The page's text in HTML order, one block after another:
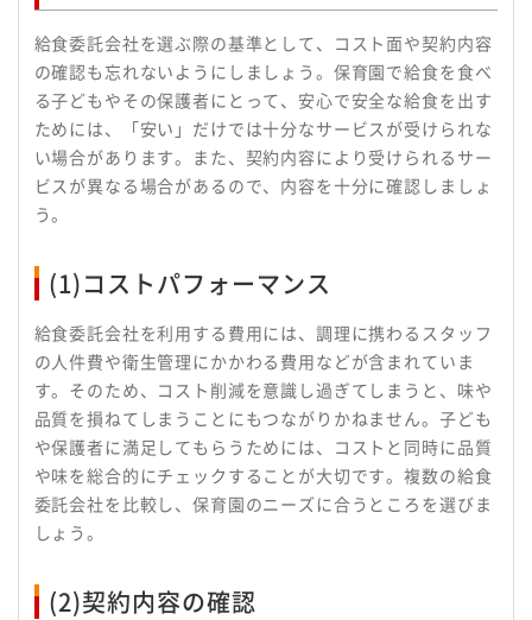
給食委託会社を選ぶ際の基準として、コスト面や契約内容
の確認も忘れないようにしましょう。保育園で給食を食べ
る子どもやその保護者にとって、安心で安全な給食を出す
ためには、「安い」だけでは十分なサービスが受けられな
い場合があります。また、契約内容により受けられるサー
ビスが異なる場合があるので、内容を十分に確認しましょ
う。
(1)コストパフォーマンス
給食委託会社を利用する費用には、調理に携わるスタッフ
の人件費や衛生管理にかかわる費用などが含まれていま
す。そのため、コスト削減を意識し過ぎてしまうと、味や
品質を損ねてしまうことにもつながりかねません。子ども
や保護者に満足してもらうためには、コストと同時に品質
や味を総合的にチェックすることが大切です。複数の給食
委託会社を比較し、保育園のニーズに合うところを選びま
しょう。
(2)契約内容の確認